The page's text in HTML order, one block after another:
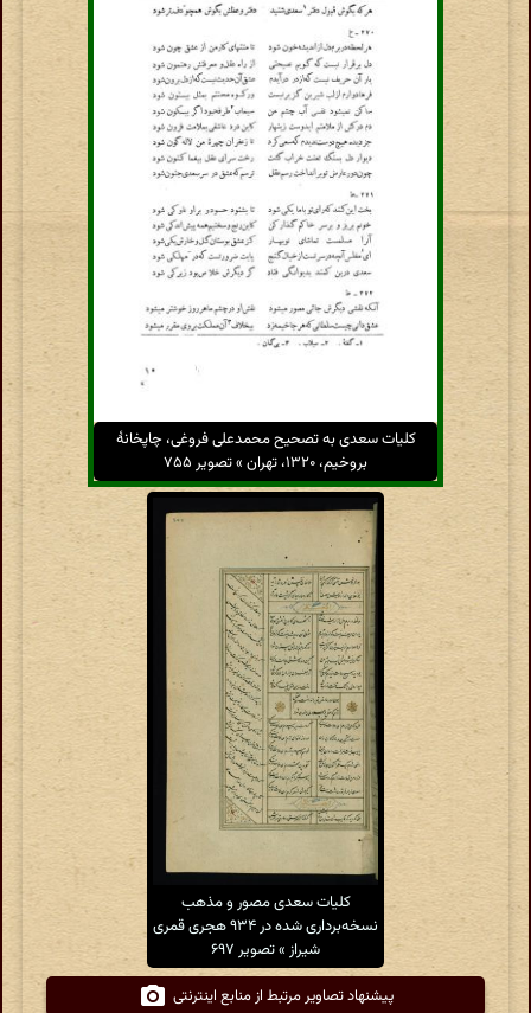
کلیات سعدی به تصحیح محمدعلی فروغی، چاپخانهٔ
بروخیم، ۱۳۲۰، تهران » تصویر ۷۵۵
کلیات سعدی مصور و مذهب
نسخه‌برداری شده در ۹۳۴ هجری قمری
شیراز » تصویر ۶۹۷
پیشنهاد تصاویر مرتبط از منابع اینترنتی